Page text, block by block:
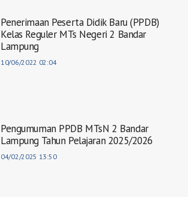
Penerimaan Peserta Didik Baru (PPDB)
Kelas Reguler MTs Negeri 2 Bandar
Lampung
10/06/2022 02:04
Pengumuman PPDB MTsN 2 Bandar
Lampung Tahun Pelajaran 2025/2026
04/02/2025 13:50